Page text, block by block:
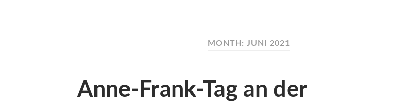
MONTH: JUNI 2021
Anne-Frank-Tag an der